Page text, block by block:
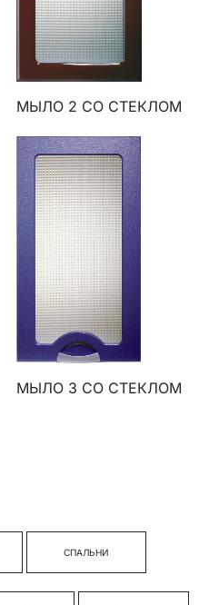
МЫЛО 2 СО СТЕКЛОМ
МЫЛО 3 СО СТЕКЛОМ
СПАЛЬНИ